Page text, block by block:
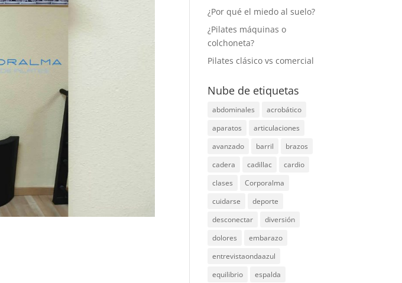
¿Por qué el miedo al suelo?
¿Pilates máquinas o
colchoneta?
Pilates clásico vs comercial
Nube de etiquetas
abdominales
acrobático
aparatos
articulaciones
avanzado
barril
brazos
cadera
cadillac
cardio
clases
Corporalma
cuidarse
deporte
desconectar
diversión
dolores
embarazo
entrevistaondaazul
equilibrio
espalda